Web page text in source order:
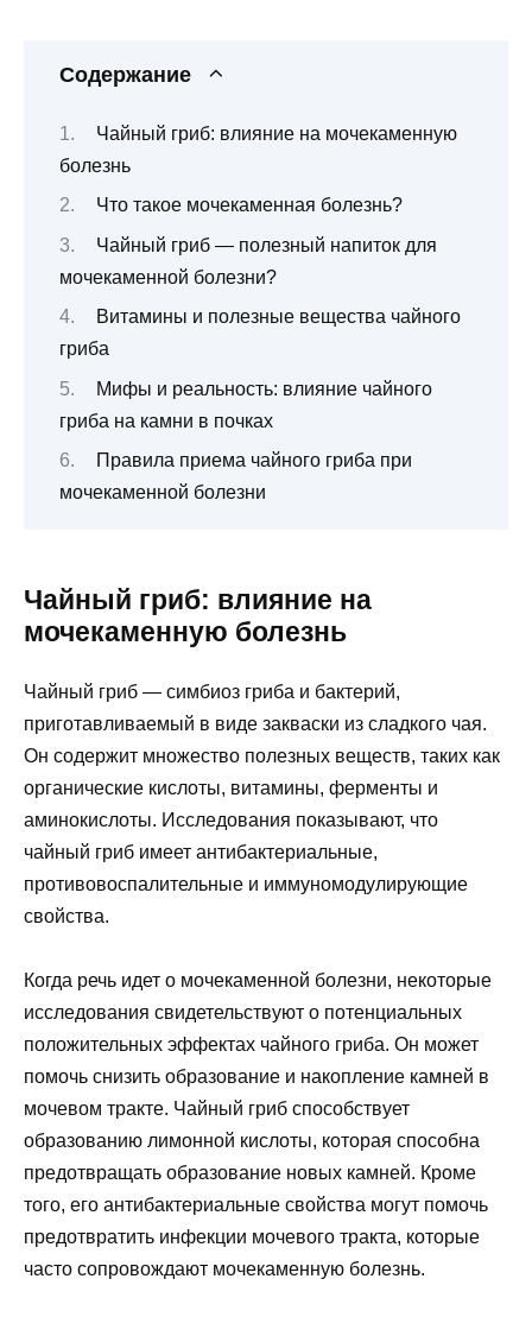
Содержание
Чайный гриб: влияние на мочекаменную
болезнь
Что такое мочекаменная болезнь?
Чайный гриб — полезный напиток для
мочекаменной болезни?
Витамины и полезные вещества чайного
гриба
Мифы и реальность: влияние чайного
гриба на камни в почках
Правила приема чайного гриба при
мочекаменной болезни
Чайный гриб: влияние на
мочекаменную болезнь
Чайный гриб — симбиоз гриба и бактерий,
приготавливаемый в виде закваски из сладкого чая.
Он содержит множество полезных веществ, таких как
органические кислоты, витамины, ферменты и
аминокислоты. Исследования показывают, что
чайный гриб имеет антибактериальные,
противовоспалительные и иммуномодулирующие
свойства.
Когда речь идет о мочекаменной болезни, некоторые
исследования свидетельствуют о потенциальных
положительных эффектах чайного гриба. Он может
помочь снизить образование и накопление камней в
мочевом тракте. Чайный гриб способствует
образованию лимонной кислоты, которая способна
предотвращать образование новых камней. Кроме
того, его антибактериальные свойства могут помочь
предотвратить инфекции мочевого тракта, которые
часто сопровождают мочекаменную болезнь.